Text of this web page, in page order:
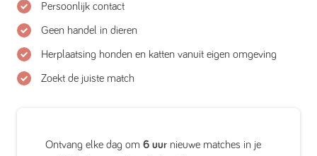
Persoonlijk contact
Geen handel in dieren
Herplaatsing honden en katten vanuit eigen omgeving
Zoekt de juiste match
Ontvang elke dag om 6 uur nieuwe matches in je